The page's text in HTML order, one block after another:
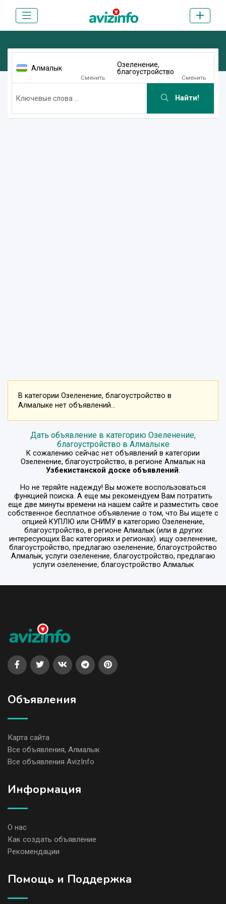
Алмалык
Сменить
Озеленение,
благоустройство
Сменить
Найти!
В категории Озеленение, благоустройство в
Алмалыке нет объявлений...
Дать объявление в категорию Озеленение,
благоустройство в Алмалыке
К сожалению сейчас нет объявлений в категории
Озеленение, благоустройство, в регионе Алмалык на
Узбекистанской доске объявлений.
Но не теряйте надежду! Вы можете воспользоваться
функцией поиска. А еще мы рекомендуем Вам потратить
еще две минуты времени на нашем сайте и разместить свое
собственное бесплатное объявление о том, что Вы ищете с
опцией КУПЛЮ или СНИМУ в категорию Озеленение,
благоустройство, в регионе Алмалык(или в других
интересующих Вас категориях и регионах). ищу озеленение,
благоустройство, предлагаю озеленение, благоустройство
Алмалык, услуги озеленение, благоустройство, предлагаю
услуги озеленение, благоустройство Алмалык
Объявления
Карта сайта
Все объявления, Алмалык
Все объявления AvizInfo
Информация
О нас
Как создать объявление
Рекомендации
Помощь и Поддержка